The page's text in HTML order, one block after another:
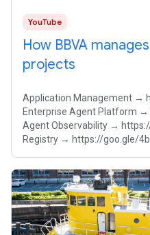
YouTube
How BBVA
projects
Application Management →
Enterprise Agent Platform
Agent Observability →
Registry → https://goo.gle/